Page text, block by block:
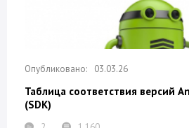
03.03.26
Таблица соответствия версий
(SDK)